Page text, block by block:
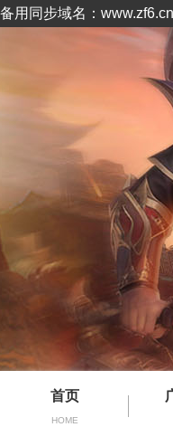
备用同步域名：www.zf6.cn
首页
HOME